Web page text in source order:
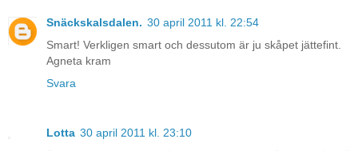
Snäckskalsdalen. 30 april 2011 kl. 22:54
Smart! Verkligen smart och dessutom är ju skåpet jättefint.
Agneta kram
Svara
Lotta 30 april 2011 kl. 23:10